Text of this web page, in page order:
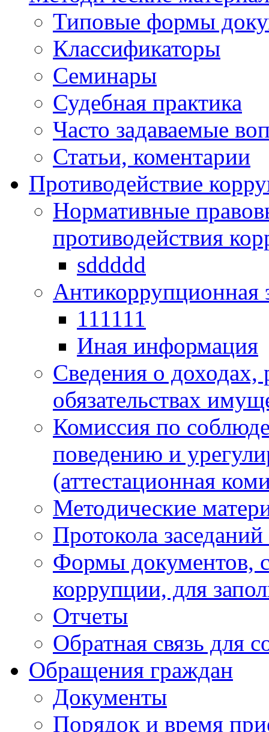
Типовые формы
Классификаторы
Семинары
Судебная практика
Часто задаваемые
Статьи, коментарии
Противодействие
Нормативные
противодействия
sddddd
Антикоррупционная
111111
Иная информация
Сведения о доходах,
обязательствах
Комиссия по
поведению и
(аттестационная
Методические
Протокола
Формы документов,
коррупции, для
Отчеты
Обратная связь для
Обращения граждан
Документы
Порядок и время